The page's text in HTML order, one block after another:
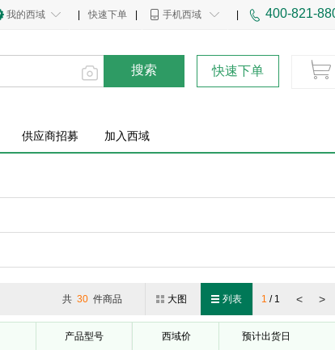
400-821-
手机西域
快速下单
我的西域
搜索 快速下单
供应商招募 加入西域
< >
1 / 1
大图 列表
共 30 件商品
产品型号 西域价 预计出货日